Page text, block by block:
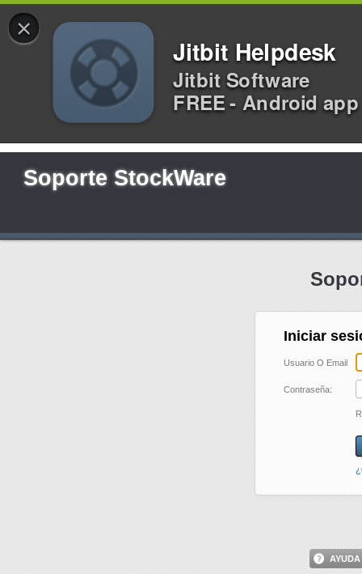
Soporte StockWare
Iniciar
Usuario O Email
Contraseña:
×
Jitbit Helpdesk
Jitbit Software
FREE - Android app